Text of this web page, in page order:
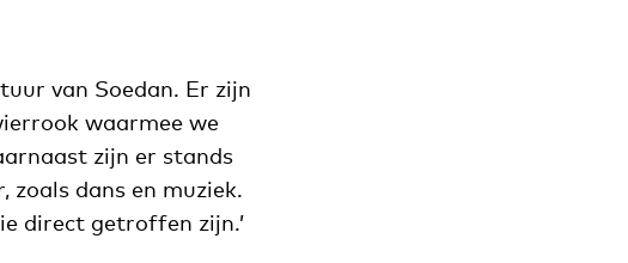
van Soedan. Er zijn
waarmee we
zijn er stands
zoals dans en muziek.
direct getroffen zijn.’